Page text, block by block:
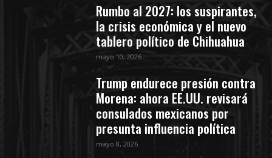
Rumbo al 2027: los suspirantes,
la crisis económica y el nuevo
tablero político de Chihuahua
mayo 10, 2026
Trump endurece presión contra
Morena: ahora EE.UU. revisará
consulados mexicanos por
presunta influencia política
mayo 8, 2026